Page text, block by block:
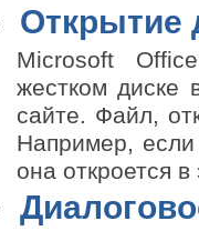
Открытие
Microsoft
жестком диске
сайте. Файл,
Например,
она откроется